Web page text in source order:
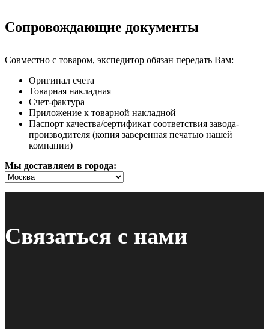
Сопровождающие документы
Совместно с товаром, экспедитор обязан передать Вам:
Оригинал счета
Товарная накладная
Счет-фактура
Приложение к товарной накладной
Паспорт качества/сертификат соответствия завода-
производителя (копия заверенная печатью нашей
компании)
Мы доставляем в города:
Связаться с нами